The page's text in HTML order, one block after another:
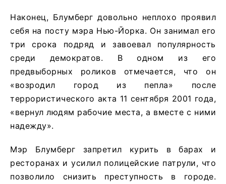
Наконец, Блумберг довольно неплохо проявил
себя на посту мэра Нью-Йорка. Он занимал его
три срока подряд и завоевал популярность
среди демократов. В одном из его
предвыборных роликов отмечается, что он
«возродил город из пепла» после
террористического акта 11 сентября 2001 года,
«вернул людям рабочие места, а вместе с ними
надежду».
Мэр Блумберг запретил курить в барах и
ресторанах и усилил полицейские патрули, что
позволило снизить преступность в городе.